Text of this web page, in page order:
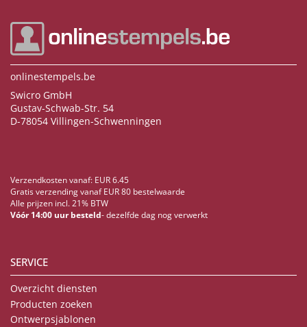
onlinestempels.be
Swicro GmbH
Gustav-Schwab-Str. 54
D-78054 Villingen-Schwenningen
Verzendkosten vanaf: EUR 6.45
Gratis verzending vanaf EUR 80 bestelwaarde
Alle prijzen incl. 21% BTW
Vóór 14:00 uur besteld- dezelfde dag nog verwerkt
SERVICE
Overzicht diensten
Producten zoeken
Ontwerpsjablonen